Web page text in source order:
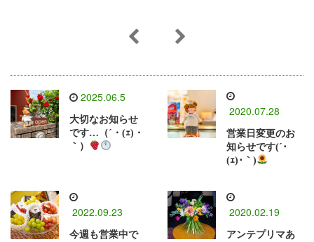
2025.06.5
大切なお知らせ
です…（´・(ｪ)・
｀）
2020.07.28
営業日変更のお
知らせです(´･
(ｪ)･｀)
2022.09.23
今週も営業中で
2020.02.19
アンテプリマあ